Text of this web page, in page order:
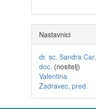
Nastavnici
dr. sc. Sandra Car,
doc. (nositelj)
Valentina
Zadravec, pred.